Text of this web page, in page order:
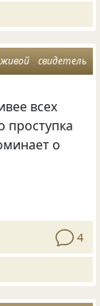
живой свидетель
всех
проступка
о
4